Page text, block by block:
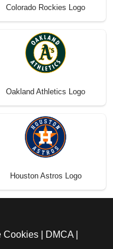
Colorado Rockies Logo
Oakland Athletics Logo
Houston Astros Logo
Cookies DMCA|